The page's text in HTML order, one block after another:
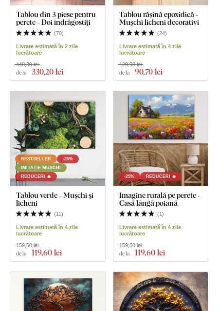
Tablou din 3 piese pentru
perete - Doi îndrăgostiți
(70)
Livrare estimată în 2 zile
lucrătoare
de la 330,20 lei
440,30 lei
Tablou rășină epoxidică -
Mușchi licheni decorativi
(24)
Livrare estimată în 4 zile
lucrătoare
de la 90,70 lei
120,90 lei
BESTSELLER
-25%
IMITAȚIE MUȘCHI
REDUCERI 🔥
Tablou verde - Mușchi și
licheni
(11)
Livrare estimată în 4 zile
lucrătoare
de la 119,60 lei
159,50 lei
-25% REDUCERI 🔥
Imagine rurală pe perete -
Casă lângă poiană
(1)
Livrare estimată în 4 zile
lucrătoare
de la 119,60 lei
159,50 lei